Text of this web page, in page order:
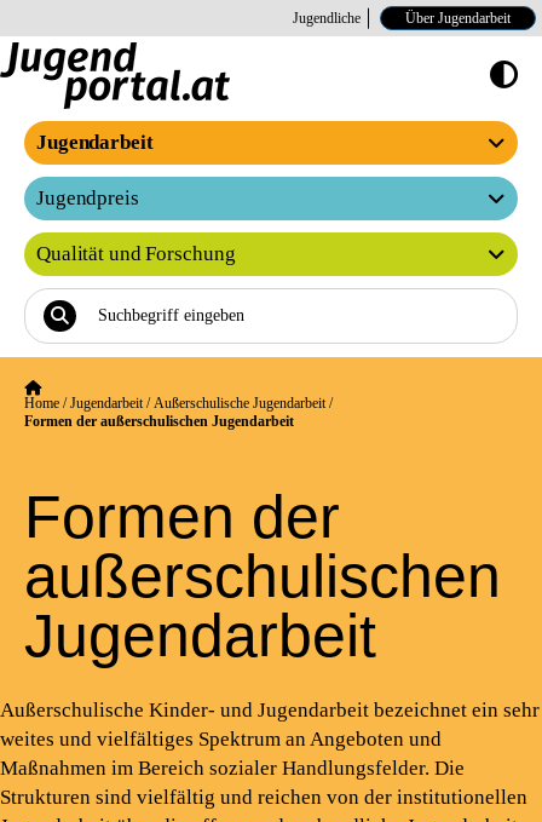
Jugendliche Über Jugendarbeit
Hoher Kontrast
Jugendarbeit
Jugendpreis
Qualität und Forschung
Home /Jugendarbeit/Außerschulische Jugendarbeit/
Formen der außerschulischen Jugendarbeit
Formen der
außerschulischen
Jugendarbeit
Außerschulische Kinder- und Jugendarbeit bezeichnet ein sehr
weites und vielfältiges Spektrum an Angeboten und
Maßnahmen im Bereich sozialer Handlungsfelder. Die
Strukturen sind vielfältig und reichen von der institutionellen